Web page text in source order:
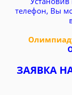
телефон, Вы
ЗАЯВКА